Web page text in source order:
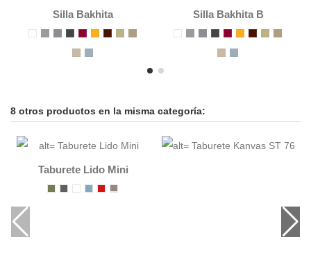
Silla Bakhita Silla Bakhita B
8 otros productos en la misma categoría:
Taburete Lido Mini